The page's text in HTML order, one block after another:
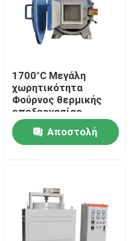
θερμοκρασίας
1700°C Μεγάλη
χωρητικότητα
Φούρνος θερμικής
επεξεργασίας
υψηλού κενού PV
L216/17Αποστολή